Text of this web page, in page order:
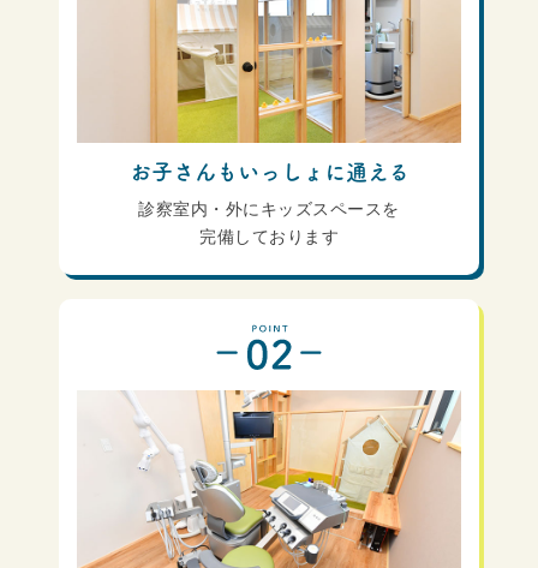
お子さんもいっしょに通える
診察室内・外にキッズスペースを
完備しております